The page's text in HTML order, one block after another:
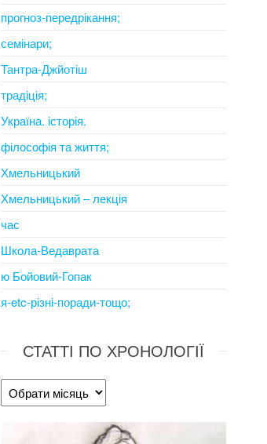
прогноз-передрікання;
семінари;
Тантра-Джйотіш
традіція;
Україна. історія.
філософія та життя;
Хмельницький
Хмельницький – лекція
час
Школа-Ведаврата
ю Бойовий-Гопак
я-etc-різні-поради-тощо;
СТАТТІ ПО ХРОНОЛОГІЇ
Статті
по